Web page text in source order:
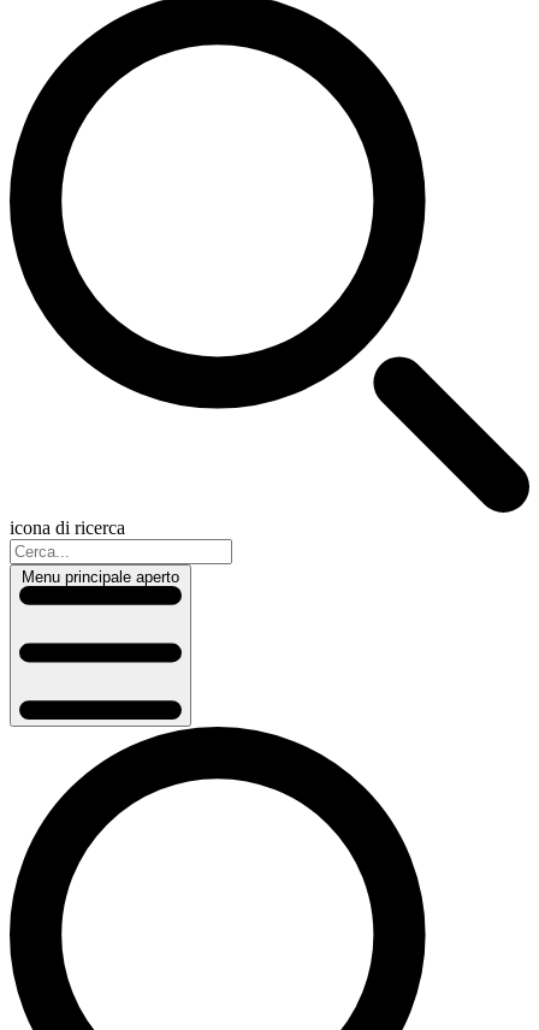
icona di ricerca
Menu principale aperto